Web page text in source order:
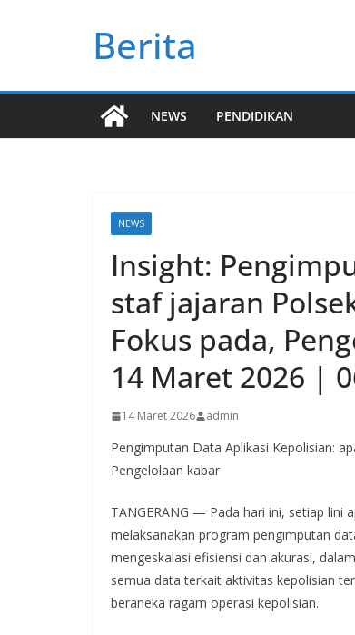
Berita
NEWS PENDIDIKAN
NEWS
Insight:
staf jajaran
Fokus pada,
14 Maret 2026 |
14 Maret 2026 admin
Pengimputan Data Aplikasi Kepolisian:
Pengelolaan kabar
TANGERANG — Pada hari ini, setiap lini
melaksanakan program pengimputan
mengeskalasi efisiensi dan akurasi,
semua data terkait aktivitas kepolisian
beraneka ragam operasi kepolisian.